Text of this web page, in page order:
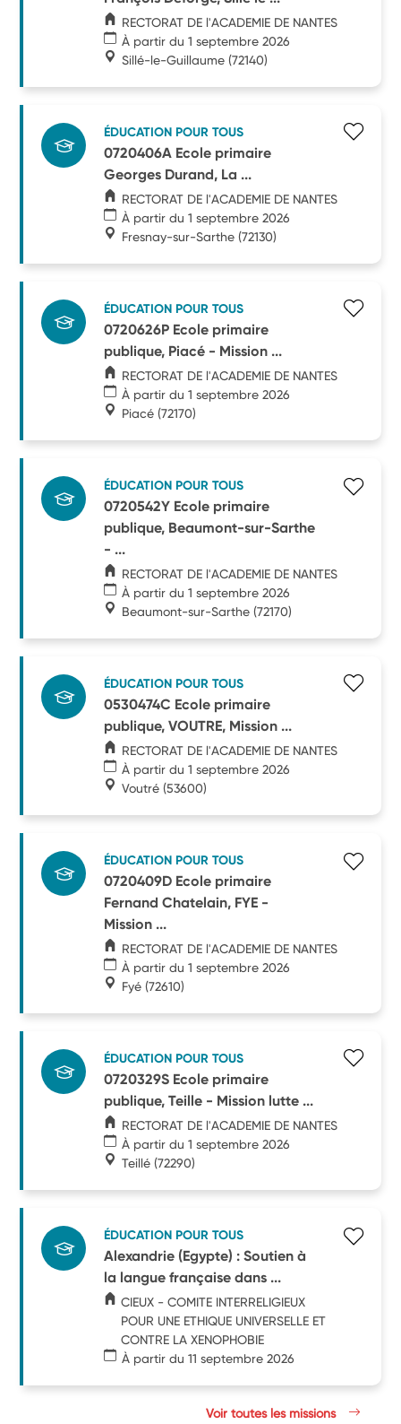
RECTORAT DE l'ACADEMIE DE NANTES
À partir du 1 septembre 2026
Sillé-le-Guillaume (72140)
ÉDUCATION POUR TOUS
0720406A Ecole primaire
Georges Durand, La ...
RECTORAT DE l'ACADEMIE DE NANTES
À partir du 1 septembre 2026
Fresnay-sur-Sarthe (72130)
ÉDUCATION POUR TOUS
0720626P Ecole primaire
publique, Piacé - Mission ...
RECTORAT DE l'ACADEMIE DE NANTES
À partir du 1 septembre 2026
Piacé (72170)
ÉDUCATION POUR TOUS
0720542Y Ecole primaire
publique, Beaumont-sur-Sarthe
- ...
RECTORAT DE l'ACADEMIE DE NANTES
À partir du 1 septembre 2026
Beaumont-sur-Sarthe (72170)
ÉDUCATION POUR TOUS
0530474C Ecole primaire
publique, VOUTRE, Mission ...
RECTORAT DE l'ACADEMIE DE NANTES
À partir du 1 septembre 2026
Voutré (53600)
ÉDUCATION POUR TOUS
0720409D Ecole primaire
Fernand Chatelain, FYE -
Mission ...
RECTORAT DE l'ACADEMIE DE NANTES
À partir du 1 septembre 2026
Fyé (72610)
ÉDUCATION POUR TOUS
0720329S Ecole primaire
publique, Teille - Mission lutte ...
RECTORAT DE l'ACADEMIE DE NANTES
À partir du 1 septembre 2026
Teillé (72290)
ÉDUCATION POUR TOUS
Alexandrie (Egypte) : Soutien à
la langue française dans ...
CIEUX - COMITE INTERRELIGIEUX
POUR UNE ETHIQUE UNIVERSELLE ET
CONTRE LA XENOPHOBIE
À partir du 11 septembre 2026
Voir toutes les missions